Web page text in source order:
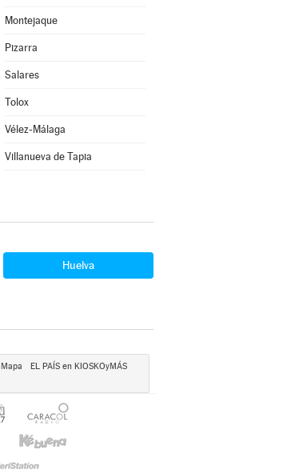
Montejaque
Pizarra
Salares
Tolox
Vélez-Málaga
Villanueva de Tapia
Huelva
Mapa
EL PAÍS en KIOSKOyMÁS